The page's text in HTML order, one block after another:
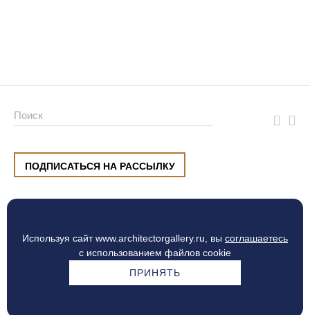
Используя сайт www.architectorgallery.ru, вы соглашаетесь
с использованием файлов cookie
ПРИНЯТЬ
ПОДПИСАТЬСЯ НА РАССЫЛКУ
ул. Малышева, 8, Екатеринбург
Процесс оплаты